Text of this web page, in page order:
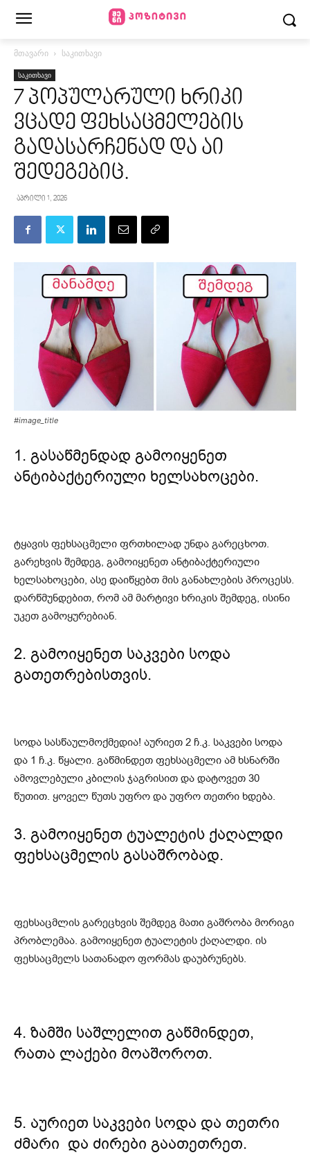
მთავარი საკითხავი
საკითხავი
7 პოპულარული ხრიკი
ვცადე ფეხსაცმელების
გადასარჩენად და აი
შედეგებიც.
აპრილი 1, 2026
#image_title
1. გასაწმენდად გამოიყენეთ
ანტიბაქტერიული ხელსახოცები.
ტყავის ფეხსაცმელი ფრთხილად უნდა გარეცხოთ.
გარეხვის შემდეგ, გამოიყენეთ ანტიბაქტერიული
ხელსახოცები, ასე დაიწყებთ მის განახლების პროცესს.
დარწმუნდებით, რომ ამ მარტივი ხრიკის შემდეგ, ისინი
უკეთ გამოყურებიან.
2. გამოიყენეთ საკვები სოდა
გათეთრებისთვის.
სოდა სასწაულმოქმედია! აურიეთ 2 ჩ.კ. საკვები სოდა
და 1 ჩ.კ. წყალი. გაწმინდეთ ფეხსაცმელი ამ ხსნარში
ამოვლებული კბილის ჯაგრისით და დატოვეთ 30
წუთით. ყოველ წუთს უფრო და უფრო თეთრი ხდება.
3. გამოიყენეთ ტუალეტის ქაღალდი
ფეხსაცმელის გასაშრობად.
ფეხსაცმლის გარეცხვის შემდეგ მათი გაშრობა მორიგი
პრობლემაა. გამოიყენეთ ტუალეტის ქაღალდი. ის
ფეხსაცმელს სათანადო ფორმას დაუბრუნებს.
4. ზამში საშლელით გაწმინდეთ,
რათა ლაქები მოაშოროთ.
5. აურიეთ საკვები სოდა და თეთრი
ძმარი და ძირები გაათეთრეთ.